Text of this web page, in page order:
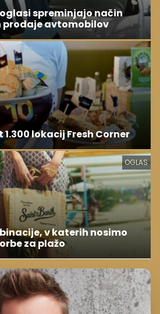
spreminjajo način
prodaje avtomobilov
1.300 lokacij Fresh Corner
OGLAS
v katerih nosimo
za plažo